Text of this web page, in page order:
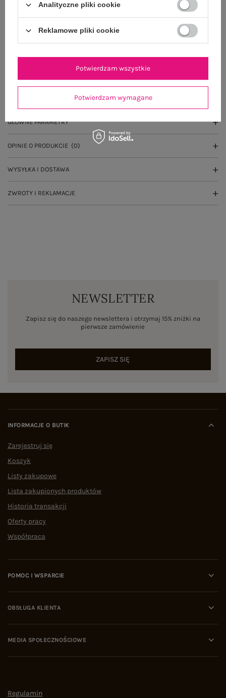
Wysyłkajutro
GŁÓWNE PARAMETRY
OPINIE O PRODUKCIE (0)
WYSYŁKA I DOSTAWA
ZWROTY I REKLAMACJE
NEWSLETTER
Zapisz się do naszego newslettera i otrzymaj 15% zniżki na
pierwsze zamówienie
ZAPISZ SIĘ
INFORMACJE O BUTIK
Zarejestruj się
Koszyk
Listy zakupowe
Lista zakupionych produktów
Historia transakcji
Oferty pracy
Współpraca
POMOC I WSPARCIE
OBSŁUGA KLIENTA
MEDIA SPOŁECZNOŚCIOWE
Regulamin
Analityczne pliki cookie
Reklamowe pliki cookie
Potwierdzam wymagane
Potwierdzam wszystkie